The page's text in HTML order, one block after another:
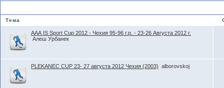
Тема
ААА IS Sport Cup 2012 - Чехия 95-96 г.р. - 23-26 Августa 2012 г.
Алеш Урбанек
PLEKANEC CUP 23- 27 августа 2012 Чехия (2003) alborovskoj